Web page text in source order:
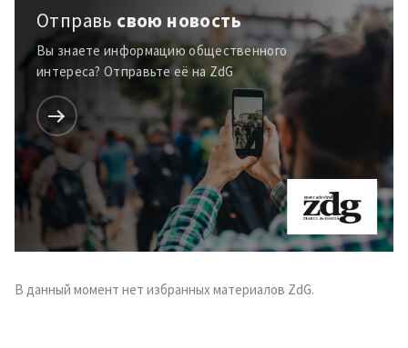
ПОДДЕРЖАТЬ
Отправь свою новость
Вы знаете информацию общественного
интереса? Отправьте её на ZdG
В данный момент нет избранных материалов ZdG.